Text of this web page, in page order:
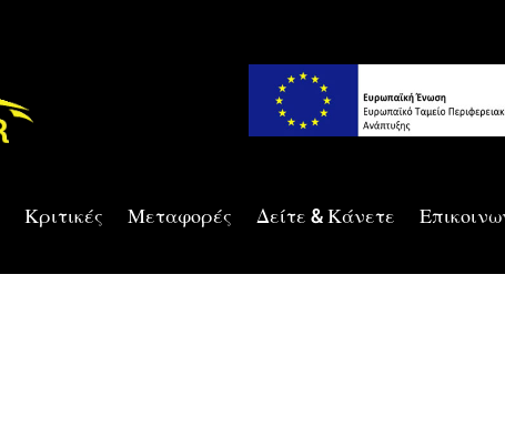
Κριτικές Μεταφορές Δείτε & Κάνετε